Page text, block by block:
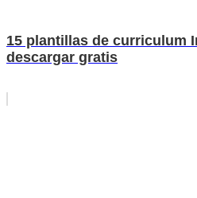
15 plantillas de curriculum
descargar gratis